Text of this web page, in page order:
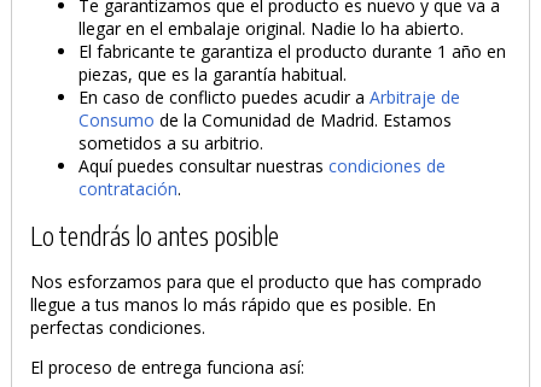
Te garantizamos que el producto es nuevo y que va a
llegar en el embalaje original. Nadie lo ha abierto.
El fabricante te garantiza el producto durante 1 año en
piezas, que es la garantía habitual.
En caso de conflicto puedes acudir aArbitraje de
Consumo de la Comunidad de Madrid. Estamos
sometidos a su arbitrio.
Aquí puedes consultar nuestrascondiciones de
contratación.
Lo tendrás lo antes posible
Nos esforzamos para que el producto que has comprado
llegue a tus manos lo más rápido que es posible. En
perfectas condiciones.
El proceso de entrega funciona así: